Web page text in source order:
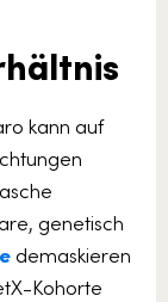
kann auf
genetisch
demaskieren
Kohorte